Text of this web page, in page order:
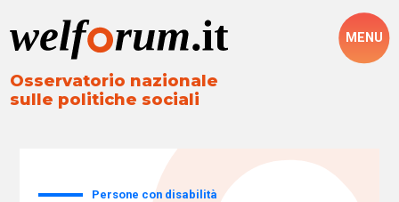
Osservatorio nazionale
sulle politiche sociali
MENU
Persone con disabilità